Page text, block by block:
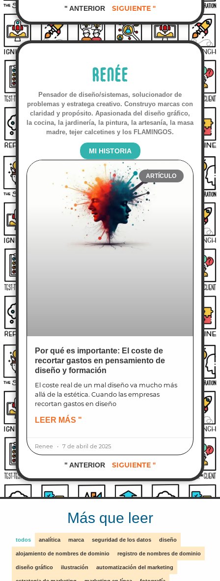
" ANTERIOR SIGUIENTE "
RENÉE
Pensador de diseño/sistemas, solucionador de
problemas y estratega creativo. Construyo marcas con
claridad y propósito. Apasionada del diseño gráfico,
la cocina, la jardinería, la pintura, la artesanía, la masa
madre, tejer calcetines y los FLAMINGOS.
MI HISTORIA
ARTÍCULO
Por qué es importante: El coste de
recortar gastos en pensamiento de
diseño y formación
El coste real de un mal diseño va mucho más
allá de la estética. Cuando las empresas
recortan gastos en diseño
LEER MÁS "
Renee 7 de abril de 2025
" ANTERIOR SIGUIENTE "
Más que leer
analítica marca seguridad de los datos diseño
alojamiento de nombres de dominio registro de nombres de dominio
diseño gráfico ilustración automatización del marketing
todos